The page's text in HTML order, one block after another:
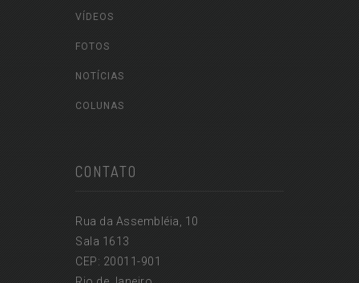
VÍDEOS
FOTOS
NOTÍCIAS
COLUNAS
CONTATO
Rua da Assembléia, 10
Sala 1613
CEP: 20011-901